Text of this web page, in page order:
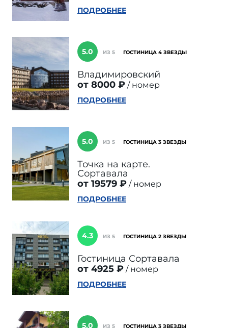
ПОДРОБНЕЕ
5.0 ИЗ 5 ГОСТИНИЦА 4 ЗВЕЗДЫ
Владимировский
от 8000 ₽
номер
ПОДРОБНЕЕ
5.0 ИЗ 5 ГОСТИНИЦА 3 ЗВЕЗДЫ
Точка на карте.
Сортавала
от 19579 ₽
номер
ПОДРОБНЕЕ
4.3 ИЗ 5 ГОСТИНИЦА 2 ЗВЕЗДЫ
Гостиница Сортавала
от 4925 ₽
номер
ПОДРОБНЕЕ
5.0 ИЗ 5 ГОСТИНИЦА 3 ЗВЕЗДЫ